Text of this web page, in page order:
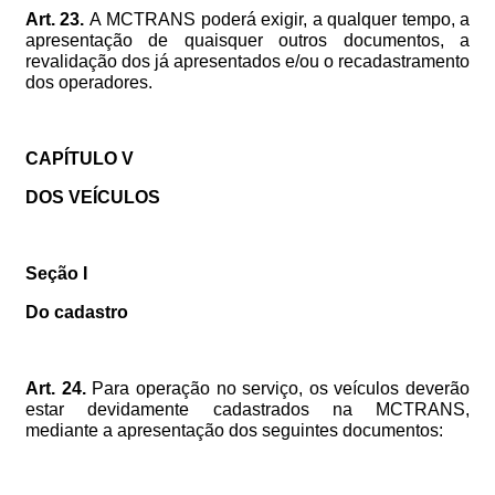
Art. 23. A MCTRANS poderá exigir, a qualquer tempo, a
apresentação
de quaisquer outros documentos,
a
revalidação dos já apresentados e/ou o recadastramento
dos operadores.
CAPÍTULO V
DOS VEÍCULOS
Seção
Do cadastro
Art. 24. Para operação no serviço, os veículos deverão
estar
devidamente cadastrados na
MCTRANS,
mediante a apresentação dos seguintes documentos: